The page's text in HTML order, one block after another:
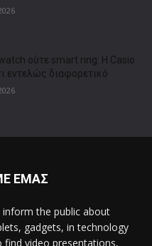
ούτε smart ring: Η Casio
εντελώς διαφορετικό
ΕΜΑΣ
the public about
gadgets, in technology
find video presentations,